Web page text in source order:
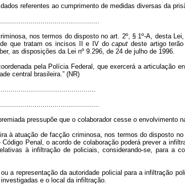
referentes ao cumprimento de medidas diversas da
nos termos do disposto no art. 2º, § 1º-A, desta
de que tratam os incisos II e IV docaputdeste artigo
as disposições da Lei nº 9.296, de 24 de julho de 1996.
pela Polícia Federal, que exercerá a articulação
central brasileira.” (NR)
pressupõe que o colaborador cesse o
à atuação de facção criminosa, nos termos do disposto
Penal, o acordo de colaboração poderá prever a
à infiltração de policiais, considerando-se, para a
a representação da autoridade policial para a infiltração
e o local da infiltração.